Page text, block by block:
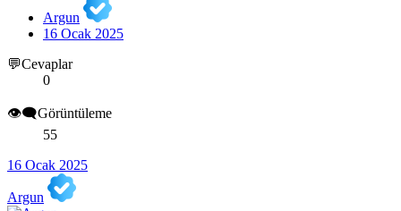
Argun
16 Ocak 2025
💬Cevaplar
0
👁️‍🗨️Görüntüleme
55
16 Ocak 2025
Argun